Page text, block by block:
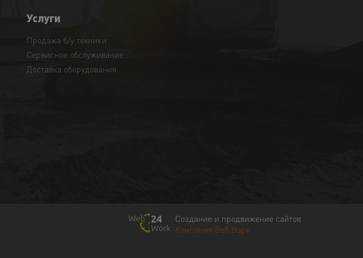
Услуги
Продажа б/у техники
Сервисное обслуживание
Доставка оборудования
Создание и продвижение сайтов
Компания Веб Ворк